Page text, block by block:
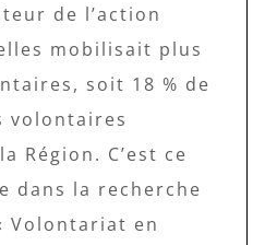
de l’action
mobilisait plus
soit 18 % de
volontaires
Région. C’est ce
dans la recherche
Volontariat en